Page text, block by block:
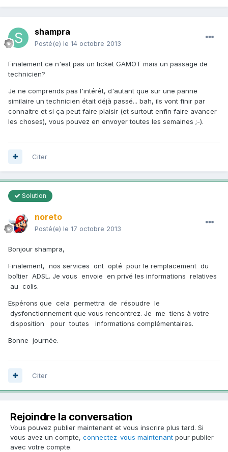
shampra
Posté(e) le 14 octobre 2013
Finalement ce n'est pas un ticket GAMOT mais un passage de
technicien?
Je ne comprends pas l'intérêt, d'autant que sur une panne
similaire un technicien était déjà passé... bah, ils vont finir par
connaitre et si ça peut faire plaisir (et surtout enfin faire avancer
les choses), vous pouvez en envoyer toutes les semaines ;-).
Citer
Solution
noreto
Posté(e) le 17 octobre 2013
Bonjour shampra,
Finalement, nos services ont opté pour le remplacement du
boîtier ADSL. Je vous envoie en privé les informations relatives
au colis.
Espérons que cela permettra de résoudre le
dysfonctionnement que vous rencontrez. Je me tiens à votre
disposition pour toutes informations complémentaires.
Bonne journée.
Citer
Rejoindre la conversation
Vous pouvez publier maintenant et vous inscrire plus tard. Si
vous avez un compte, connectez-vous maintenant pour publier
avec votre compte.